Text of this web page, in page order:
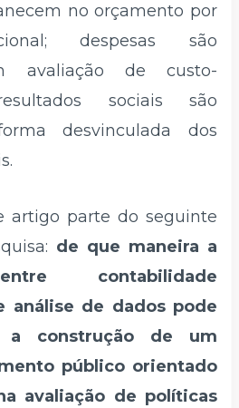
no orçamento por
despesas são
avaliação de custo-
sociais são
desvinculada dos
artigo parte do seguinte
de que maneira a
contabilidade
análise de dados pode
a construção de um
público orientado
avaliação de políticas